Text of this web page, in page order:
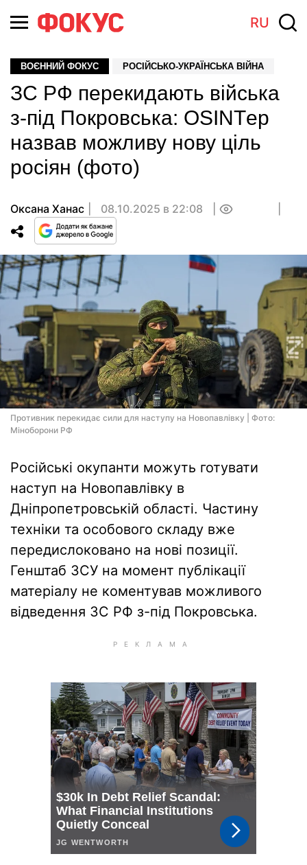
RU
ВОЄННИЙ ФОКУС РОСІЙСЬКО-УКРАЇНСЬКА ВІЙНА
ЗС РФ перекидають війська
з-під Покровська: OSINTер
назвав можливу нову ціль
росіян (фото)
Оксана Ханас 08.10.2025 в 22:08
Противник перекидає сили для наступу на Новопавлівку | Фото:
Мiноборони РФ
Російські окупанти можуть готувати
наступ на Новопавлівку в
Дніпропетровській області. Частину
техніки та особового складу вже
передислоковано на нові позиції.
Генштаб ЗСУ на момент публікації
матеріалу не коментував можливого
відведення ЗС РФ з-під Покровська.